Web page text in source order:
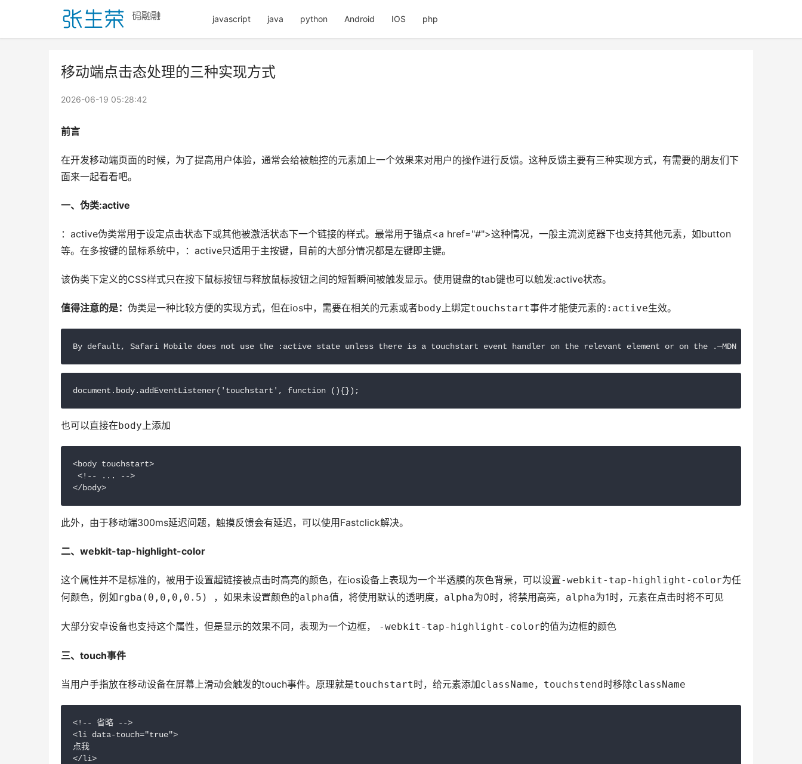
javascript java python Android IOS php
移动端点击态处理的三种实现方式
2026-06-19 05:28:42
前言
在开发移动端页面的时候，为了提高用户体验，通常会给被触控的元素加上一个效果来对用户的操作进行反馈。这种反馈主要有三种实现方式，有需要的朋友们下
面来一起看看吧。
一、伪类:active
：active伪类常用于设定点击状态下或其他被激活状态下一个链接的样式。最常用于锚点<a href="#">这种情况，一般主流浏览器下也支持其他元素，如button
等。在多按键的鼠标系统中，：active只适用于主按键，目前的大部分情况都是左键即主键。
该伪类下定义的CSS样式只在按下鼠标按钮与释放鼠标按钮之间的短暂瞬间被触发显示。使用键盘的tab键也可以触发:active状态。
值得注意的是： 伪类是一种比较方便的实现方式，但在ios中，需要在相关的元素或者body上绑定touchstart事件才能使元素的 :active生效。
By default, Safari Mobile does not use the :active state unless there is a touchstart event handler on the relevant element or on the .—MDN
document.body.addEventListener('touchstart', function (){});
也可以直接在body上添加
<body touchstart>
<!-- ... -->
</body>
此外，由于移动端300ms延迟问题，触摸反馈会有延迟，可以使用Fastclick解决。
二、webkit-tap-highlight-color
这个属性并不是标准的，被用于设置超链接被点击时高亮的颜色，在ios设备上表现为一个半透膜的灰色背景，可以设置-webkit-tap-highlight-color为任
何颜色，例如rgba(0,0,0,0.5) ，如果未设置颜色的alpha值，将使用默认的透明度， alpha为0时，将禁用高亮， alpha为1时，元素在点击时将不可见
大部分安卓设备也支持这个属性，但是显示的效果不同，表现为一个边框， -webkit-tap-highlight-color的值为边框的颜色
三、touch事件
当用户手指放在移动设备在屏幕上滑动会触发的touch事件。原理就是touchstart时，给元素添加className， touchstend时移除className
<!-- 省略 -->
<li data-touch="true">
点我
</li>